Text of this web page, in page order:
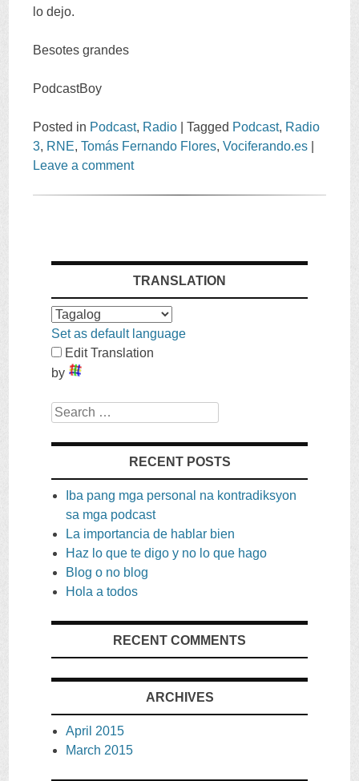
lo dejo.
Besotes grandes
PodcastBoy
Posted in Podcast, Radio |Tagged Podcast, Radio
3, RNE,Tomás Fernando Flores,Vociferando.es
Leave a comment
TRANSLATION
Set as default language
Edit Translation
by
Search
RECENT POSTS
Iba pang mga personal na kontradiksyon
sa mga podcast
La importancia de hablar bien
Haz lo que te digo y no lo que hago
Blog o no blog
Hola a todos
RECENT COMMENTS
ARCHIVES
April 2015
March 2015